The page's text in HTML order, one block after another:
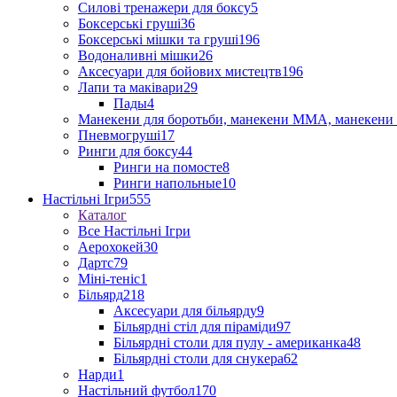
Силові тренажери для боксу5
Боксерські груші36
Боксерські мішки та груші196
Водоналивні мішки26
Аксесуари для бойових мистецтв196
Лапи та маківари29
Пады4
Манекени для боротьби, манекени ММА, манекени
Пневмогруші17
Ринги для боксу44
Ринги на помосте8
Ринги напольные10
Настільні Ігри555
Каталог
Все Настільні Ігри
Аерохокей30
Дартс79
Міні-теніс1
Більярд218
Аксесуари для більярду9
Більярдні стіл для піраміди97
Більярдні столи для пулу - американка48
Більярдні столи для снукера62
Нарди1
Настільний футбол170